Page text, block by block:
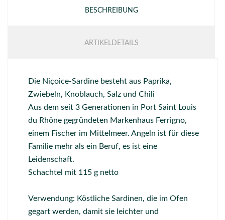
BESCHREIBUNG
ARTIKELDETAILS
Die Niçoice-Sardine besteht aus Paprika,
Zwiebeln, Knoblauch, Salz und Chili
Aus dem seit 3 ​​Generationen in Port Saint Louis
du Rhône gegründeten Markenhaus Ferrigno,
einem Fischer im Mittelmeer. Angeln ist für diese
Familie mehr als ein Beruf, es ist eine
Leidenschaft.
Schachtel mit 115 g netto
Verwendung: Köstliche Sardinen, die im Ofen
gegart werden, damit sie leichter und